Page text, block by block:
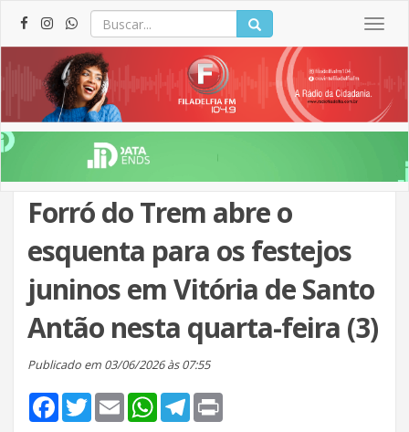
Forró do Trem abre o
esquenta para os festejos
juninos em Vitória de Santo
Antão nesta quarta-feira (3)
Publicado em 03/06/2026 às 07:55
FacebookTwitterEmail WhatsApp
Telegram